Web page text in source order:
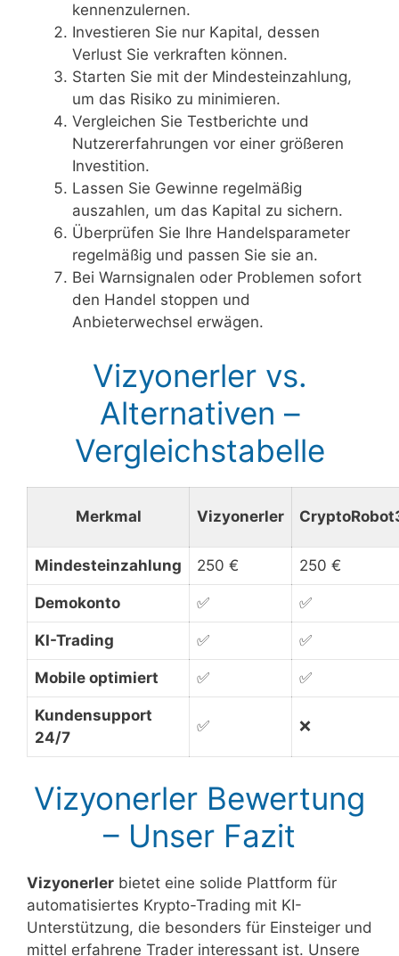
kennenzulernen.
Investieren Sie nur Kapital, dessen
Verlust Sie verkraften können.
Starten Sie mit der Mindesteinzahlung,
um das Risiko zu minimieren.
Vergleichen Sie Testberichte und
Nutzererfahrungen vor einer größeren
Investition.
Lassen Sie Gewinne regelmäßig
auszahlen, um das Kapital zu sichern.
Überprüfen Sie Ihre Handelsparameter
regelmäßig und passen Sie sie an.
Bei Warnsignalen oder Problemen sofort
den Handel stoppen und
Anbieterwechsel erwägen.
Vizyonerler vs.
Alternativen –
Vergleichstabelle
Merkmal Vizyonerler
Mindesteinzahlung 250 € 250 €
Demokonto ✅ ✅
KI-Trading ✅ ✅
Mobile optimiert ✅ ✅
Kundensupport
24/7
✅ ❌
Vizyonerler Bewertung
– Unser Fazit
Vizyonerler bietet eine solide Plattform für
automatisiertes Krypto-Trading mit KI-
Unterstützung, die besonders für Einsteiger und
mittel erfahrene Trader interessant ist. Unsere